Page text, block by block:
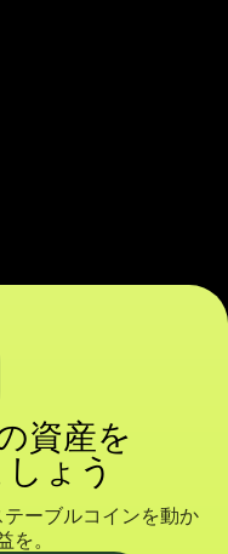
資産を
ょう
ーブルコインを動か
。